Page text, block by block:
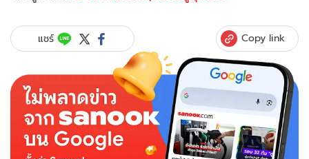
แชร์ Copy link